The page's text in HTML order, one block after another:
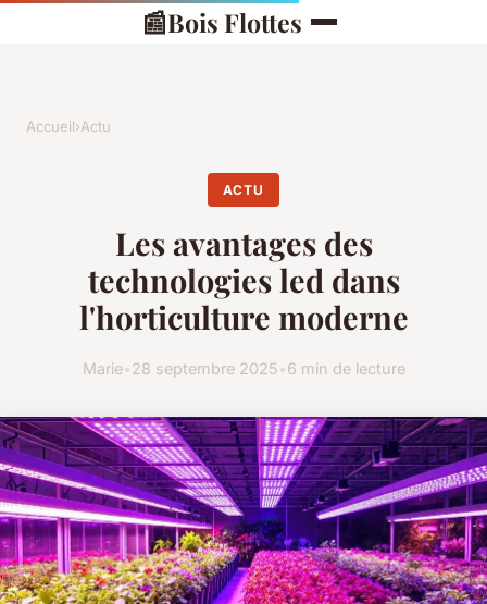
📰Bois Flottes
Accueil›Actu
ACTU
Les avantages des
technologies led dans
l'horticulture moderne
Marie•28 septembre 2025•6 min de lecture